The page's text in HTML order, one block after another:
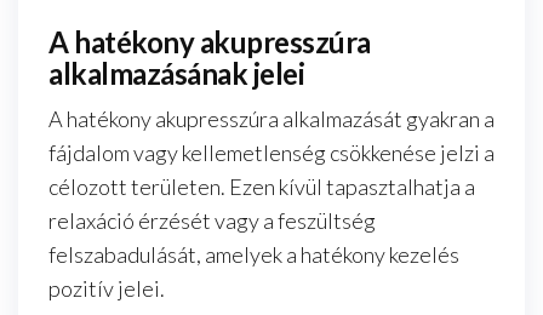
A hatékony akupresszúra
alkalmazásának jelei
A hatékony akupresszúra alkalmazását gyakran a
fájdalom vagy kellemetlenség csökkenése jelzi a
célozott területen. Ezen kívül tapasztalhatja a
relaxáció érzését vagy a feszültség
felszabadulását, amelyek a hatékony kezelés
pozitív jelei.